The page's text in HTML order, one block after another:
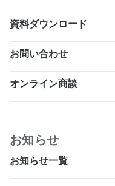
資料ダウンロード
お問い合わせ
オンライン商談
お知らせ
お知らせ一覧